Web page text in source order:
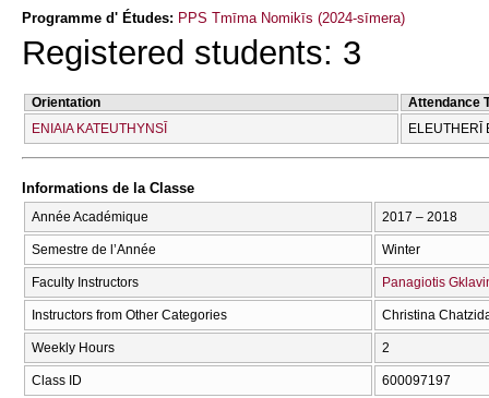
Programme d' Études: PPS Tmīma Nomikīs (2024-sīmera)
Registered students: 3
Orientation
Attendance
ENIAIA KATEUTHYNSĪ
ELEUTHERĪ
Informations de la Classe
Année Académique 2017 – 2018
Semestre de l’Année Winter
Faculty Instructors Panagiotis
Instructors from Other Categories Christina
Weekly Hours 2
Class ID 600097197